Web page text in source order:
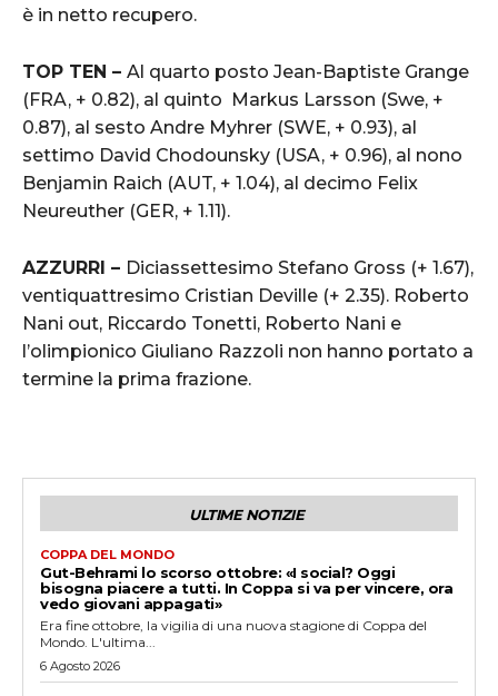
è in netto recupero.
TOP TEN – Al quarto posto Jean-Baptiste Grange
(FRA, + 0.82), al quinto Markus Larsson (Swe, +
0.87), al sesto Andre Myhrer (SWE, + 0.93), al
settimo David Chodounsky (USA, + 0.96), al nono
Benjamin Raich (AUT, + 1.04), al decimo Felix
Neureuther (GER, + 1.11).
AZZURRI – Diciassettesimo Stefano Gross (+ 1.67),
ventiquattresimo Cristian Deville (+ 2.35). Roberto
Nani out, Riccardo Tonetti, Roberto Nani e
l’olimpionico Giuliano Razzoli non hanno portato a
termine la prima frazione.
ULTIME NOTIZIE
COPPA DEL MONDO
Gut-Behrami lo scorso ottobre: «I social? Oggi
bisogna piacere a tutti. In Coppa si va per vincere, ora
vedo giovani appagati»
Era fine ottobre, la vigilia di una nuova stagione di Coppa del
Mondo. L'ultima...
6 Agosto 2026